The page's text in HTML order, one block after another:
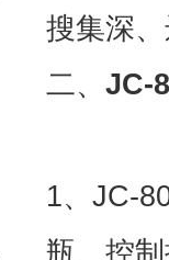
搜集深
二、 JC-
1、JC-
瓶、控